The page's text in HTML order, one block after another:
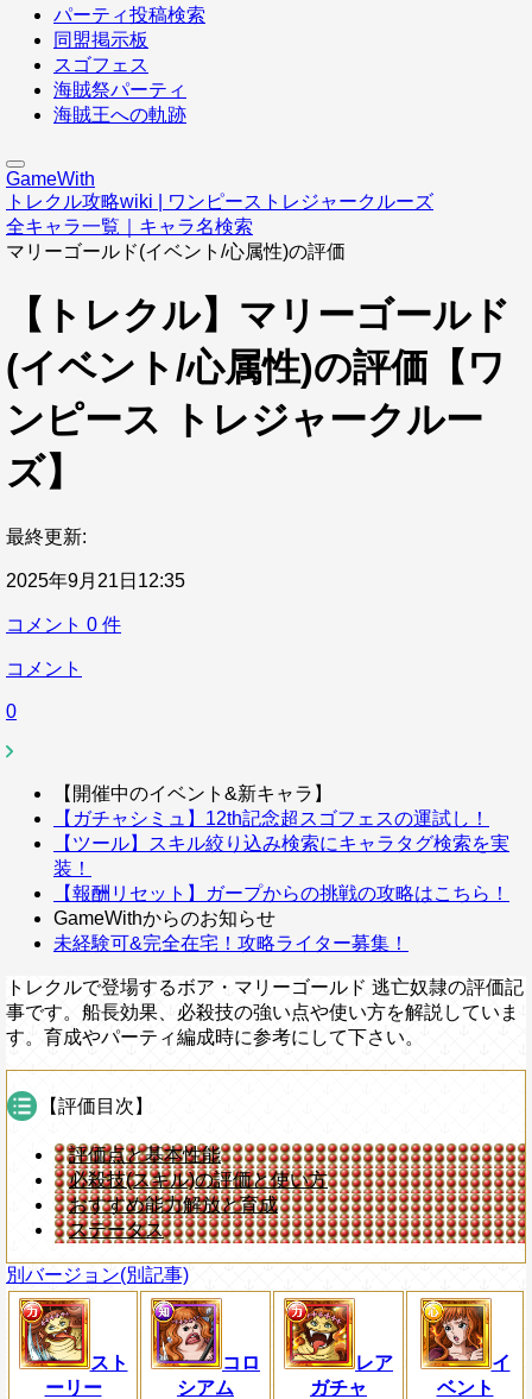
パーティ投稿検索
同盟掲示板
スゴフェス
海賊祭パーティ
海賊王への軌跡
GameWith
トレクル攻略wiki | ワンピーストレジャークルーズ
全キャラ一覧｜キャラ名検索
マリーゴールド(イベント/心属性)の評価
【トレクル】マリーゴールド
(イベント/心属性)の評価【ワ
ンピース トレジャークルー
ズ】
最終更新:
2025年9月21日12:35
コメント 0 件
コメント
0
【開催中のイベント&新キャラ】
【ガチャシミュ】12th記念超スゴフェスの運試し！
【ツール】スキル絞り込み検索にキャラタグ検索を実
装！
【報酬リセット】ガープからの挑戦の攻略はこちら！
GameWithからのお知らせ
未経験可&完全在宅！攻略ライター募集！
トレクルで登場するボア・マリーゴールド 逃亡奴隷の評価記
事です。船長効果、必殺技の強い点や使い方を解説していま
す。育成やパーティ編成時に参考にして下さい。
【評価目次】
評価点と基本性能
必殺技(スキル)の評価と使い方
おすすめ能力解放と育成
ステータス
別バージョン(別記事)
スト
ーリー
コロ
シアム
レア
ガチャ
イ
ベント